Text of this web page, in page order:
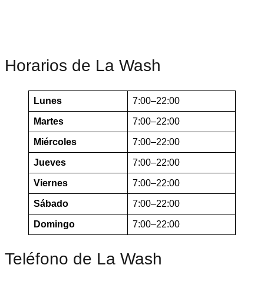
Horarios de La Wash
Lunes 7:00–22:00
Martes 7:00–22:00
Miércoles 7:00–22:00
Jueves 7:00–22:00
Viernes 7:00–22:00
Sábado 7:00–22:00
Domingo 7:00–22:00
Teléfono de La Wash